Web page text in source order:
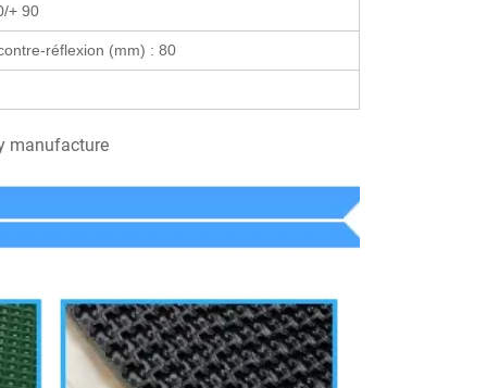
+ 90
réflexion (mm) : 80